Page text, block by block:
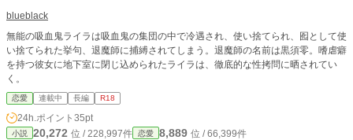
blueblack
無能の吸血鬼ライラは吸血鬼の集団の中で冷遇され、使い捨てられ、囮として使
い捨てられた挙句、退魔師に捕縛されてしまう。退魔師の名前は黒須零。嗜虐癖
を持つ彼女に地下室に閉じ込められたライラは、徹底的な性拷問に晒されてい
く。
恋愛 連載中 長編 R18
24h.ポイント 35pt
小説 20,272 位 / 228,997件 恋愛 8,889 位 / 66,399件